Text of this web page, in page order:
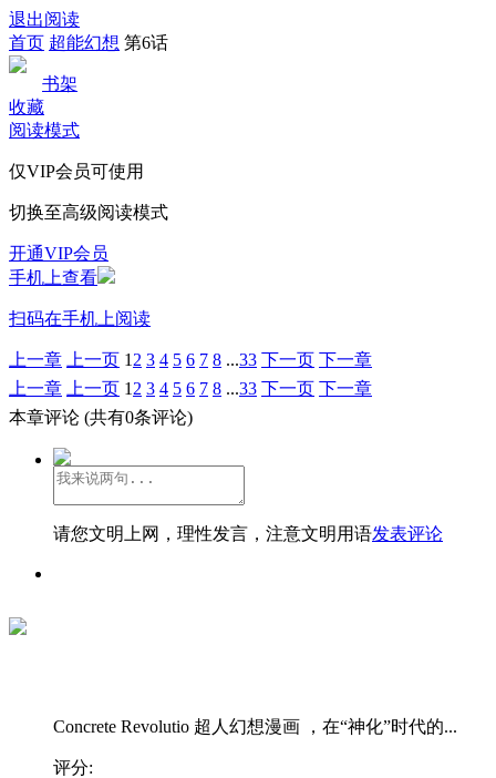
退出阅读
首页 超能幻想 第6话
书架
收藏
阅读模式
仅VIP会员可使用
切换至高级阅读模式
开通VIP会员
手机上查看
扫码在手机上阅读
上一章 上一页 1 2 3 4 5 6 7 8 ...33 下一页 下一章
上一章
上一页 1 2 3 4 5 6 7 8 ...33 下一页 下一章
本章评论 (共有0条评论)
请您文明上网，理性发言，注意文明用语发表评论
Concrete Revolutio 超人幻想漫画 ，在“神化”时代的...
评分: